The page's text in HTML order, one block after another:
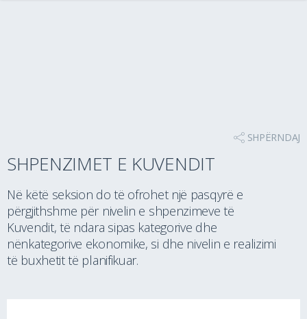
SHPËRNDAJ
SHPENZIMET E KUVENDIT
Në këtë seksion do të ofrohet një pasqyrë e
përgjithshme për nivelin e shpenzimeve të
Kuvendit, të ndara sipas kategorive dhe
nënkategorive ekonomike, si dhe nivelin e realizimi
të buxhetit të planifikuar.